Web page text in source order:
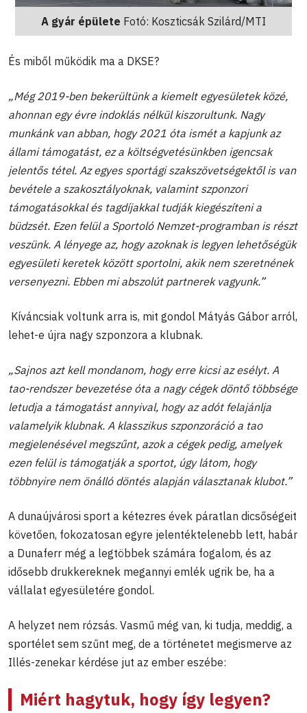
A gyár épülete Fotó: Koszticsák Szilárd/MTI
És miből működik ma a DKSE?
„Még 2019-ben bekerültünk a kiemelt egyesületek közé,
ahonnan egy évre indoklás nélkül kiszorultunk. Nagy
munkánk van abban, hogy 2021 óta ismét a kapjunk az
állami támogatást, ez a költségvetésünkben igencsak
jelentős tétel. Az egyes sportági szakszövetségektől is van
bevétele a szakosztályoknak, valamint szponzori
támogatásokkal és tagdíjakkal tudják kiegészíteni a
büdzsét. Ezen felül a Sportoló Nemzet-programban is részt
veszünk. A lényege az, hogy azoknak is legyen lehetőségük
egyesületi keretek között sportolni, akik nem szeretnének
versenyezni. Ebben mi abszolút partnerek vagyunk.”
Kíváncsiak voltunk arra is, mit gondol Mátyás Gábor arról,
lehet-e újra nagy szponzora a klubnak.
„Sajnos azt kell mondanom, hogy erre kicsi az esélyt. A
tao-rendszer bevezetése óta a nagy cégek döntő többsége
letudja a támogatást annyival, hogy az adót felajánlja
valamelyik klubnak. A klasszikus szponzoráció a tao
megjelenésével megszűnt, azok a cégek pedig, amelyek
ezen felül is támogatják a sportot, úgy látom, hogy
többnyire nem önálló döntés alapján választanak klubot.”
A dunaújvárosi sport a kétezres évek páratlan dicsőségeit
követően, fokozatosan egyre jelentéktelenebb lett, habár
a Dunaferr még a legtöbbek számára fogalom, és az
idősebb drukkereknek megannyi emlék ugrik be, ha a
vállalat egyesületére gondol.
A helyzet nem rózsás. Vasmű még van, ki tudja, meddig, a
sportélet sem szűnt meg, de a történetet megismerve az
Illés-zenekar kérdése jut az ember eszébe:
Miért hagytuk, hogy így legyen?